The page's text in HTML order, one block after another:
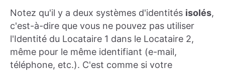
Notez qu'il y a deux systèmes d'identités isolés,
c'est-à-dire que vous ne pouvez pas utiliser
l'Identité du Locataire 1 dans le Locataire 2,
même pour le même identifiant (e-mail,
téléphone, etc.). C'est comme si votre